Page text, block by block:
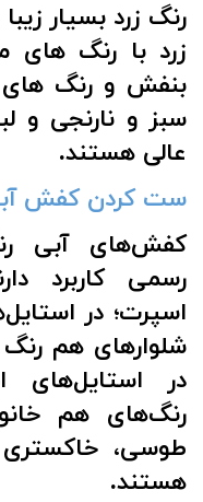
رنگ زرد بسیار
زرد با رنگ های
بنفش و رنگ های
سبز و نارنجی و
عالی هستند.
ست کردن کفش
کفش‌های آبی
رسمی کاربرد
اسپرت؛ در
شلوارهای هم
در
رنگ‌های هم
طوسی،
هستند.